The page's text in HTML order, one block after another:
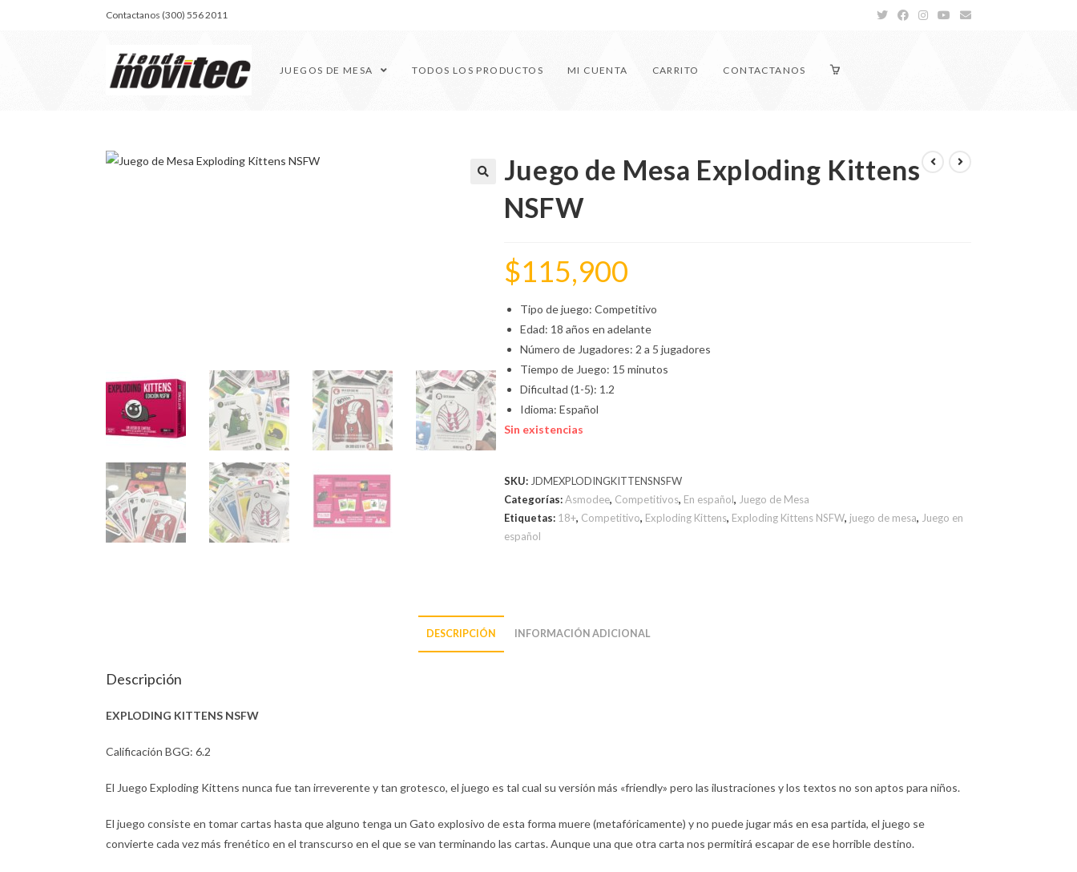
Contactanos (300) 556 2011
JUEGOS DE MESA TODOS LOS PRODUCTOS MI CUENTA CARRITO CONTACTANOS
Juego de Mesa Exploding Kittens
NSFW
$115,900
Tipo de juego: Competitivo
Edad: 18 años en adelante
Número de Jugadores: 2 a 5 jugadores
Tiempo de Juego: 15 minutos
Dificultad (1-5): 1.2
Idioma: Español
Sin existencias
SKU: JDMEXPLODINGKITTENSNSFW
Categorías:Asmodee, Competitivos, En español, Juego de Mesa
Etiquetas: 18+, Competitivo, Exploding Kittens, Exploding Kittens NSFW, juego de mesa, Juego en
español
DESCRIPCIÓN INFORMACIÓN ADICIONAL
Descripción
EXPLODING KITTENS NSFW
Calificación BGG: 6.2
El Juego Exploding Kittens nunca fue tan irreverente y tan grotesco, el juego es tal cual su versión más «friendly» pero las ilustraciones y los textos no son aptos para niños.
El juego consiste en tomar cartas hasta que alguno tenga un Gato explosivo de esta forma muere (metafóricamente) y no puede jugar más en esa partida, el juego se
convierte cada vez más frenético en el transcurso en el que se van terminando las cartas. Aunque una que otra carta nos permitirá escapar de ese horrible destino.